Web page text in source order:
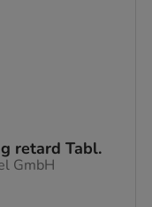
retard Tabl.
GmbH